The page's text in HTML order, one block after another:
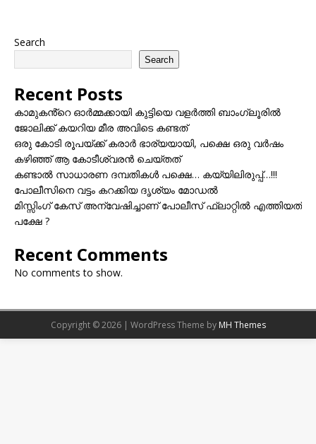
Search
Search
Recent Posts
കാമുകൻ്റെ ഓർമ്മക്കായി കുട്ടിയെ വളർത്തി ബാംഗ്ലൂരിൽ
ജോലിക്ക് കയറിയ മീര അവിടെ കണ്ടത്
ഒരു കോടി രൂപയ്ക്ക് കരാർ ഭാര്യയായി, പക്ഷെ ഒരു വർഷം
കഴിഞ്ഞ് ആ കോടീശ്വരൻ ചെയ്തത്
കണ്ടാൽ സാധാരണ ദമ്പതികൾ പക്ഷെ… കയ്യിലിരുപ്പ്…!!!
പോലീസിനെ വട്ടം കറക്കിയ ദൃശ്യം മോഡല്‍
മിസ്സിംഗ് കേസ് അന്വേഷിച്ചാണ് പോലീസ് ഫ്ലാറ്റിൽ എത്തിയത്
പക്ഷേ ?
Recent Comments
No comments to show.
Copyright © 2026 | WordPress Theme by MH Themes